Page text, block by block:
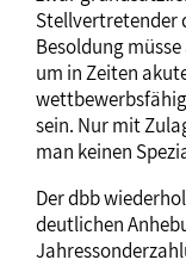
Stellvertretender
Besoldung
um in Zeiten
sein. Nur mit
man keinen
Der dbb
deutlichen